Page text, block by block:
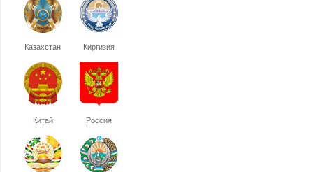
Казахстан Киргизия
Китай Россия